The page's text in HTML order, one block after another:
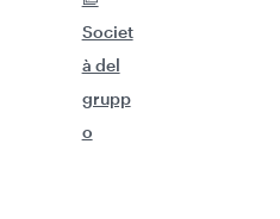
Societ
à del
grupp
o